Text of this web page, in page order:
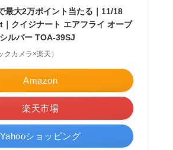
最大2万ポイント当たる｜11/18
クイジナート エアフライ オーブ
ルバー TOA-39SJ
カメラ×楽天）
Amazon
楽天市場
Yahooショッピング